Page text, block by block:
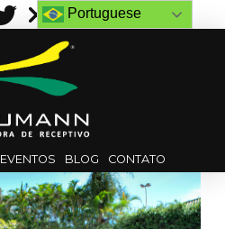
EVENTOS BLOG CONTATO
Portuguese